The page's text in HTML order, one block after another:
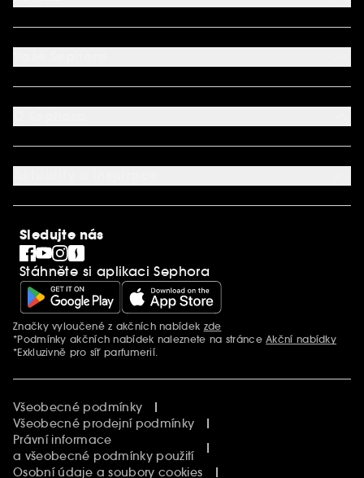
FAQ
Podmínky Nabídek
Kontaktujte nás
Mapa stránky
Můj účet
Aplikace SEPHORA
Nastavení souborů cookie
O společnosti Sephora
Kariéra
SEPHORiA
Blog Sephora
Singles´ Day
Black Friday
Cyber Monday
Vánoce
Sledujte nás
Stáhněte si aplikaci Sephora
Další informace
Značky vyloučené z akčních nabídek zde
*Podmínky akčních nabídek naleznete na stránceAkční nabídky
*Exkluzivně pro síť parfumerií.
Všeobecné podmínky
Všeobecné prodejní podmínky
Právní informace
a všeobecné podmínky použití
Osobní údaje a soubory cookies